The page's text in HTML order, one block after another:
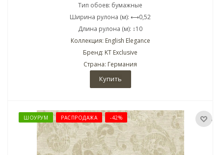
Тип обоев: бумажные
Ширина рулона (м): ⟷0,52
Длина рулона (м): ↕10
Коллекция: English Elegance
Бренд: KT Exclusive
Страна: Германия
Купить
ШОУРУМ РАСПРОДАЖА -42%